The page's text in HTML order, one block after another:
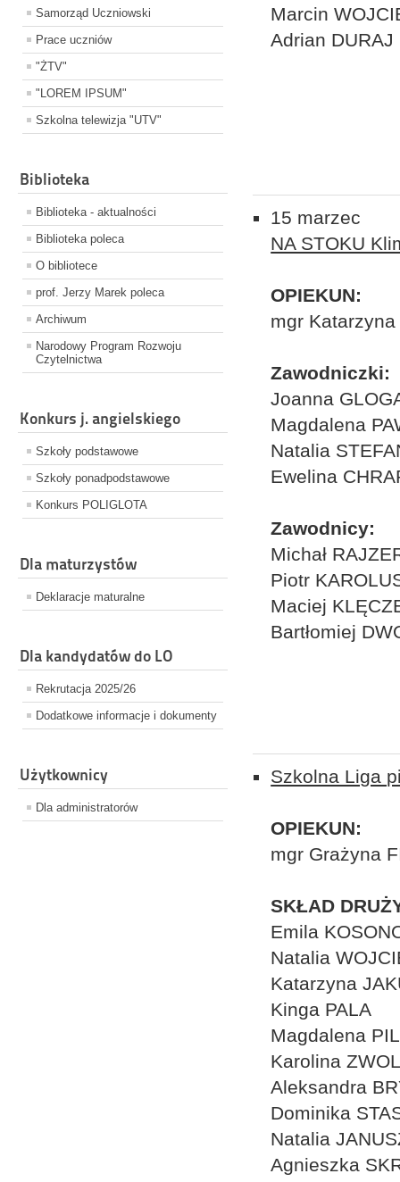
Samorząd Uczniowski
Prace uczniów
"ŻTV"
"LOREM IPSUM"
Szkolna telewizja "UTV"
Biblioteka
Biblioteka - aktualności
Biblioteka poleca
O bibliotece
prof. Jerzy Marek poleca
Archiwum
Narodowy Program Rozwoju
Czytelnictwa
Konkurs j. angielskiego
Szkoły podstawowe
Szkoły ponadpodstawowe
Konkurs POLIGLOTA
Dla maturzystów
Deklaracje maturalne
Dla kandydatów do LO
Rekrutacja 2025/26
Dodatkowe informacje i dokumenty
Użytkownicy
Dla administratorów
Marcin
Adrian DURAJ
15 marzec
NA STOKU
OPIEKUN:
mgr
Zawodniczki:
Joanna
Magdalena
Natalia
Ewelina
Zawodnicy:
Michał
Piotr
Maciej
Bartłomiej
Szkolna Liga
OPIEKUN:
mgr Grażyna
SKŁAD
Emila
Natalia
Katarzyna
Kinga PALA
Magdalena
Karolina
Aleksandra
Dominika
Natalia
Agnieszka